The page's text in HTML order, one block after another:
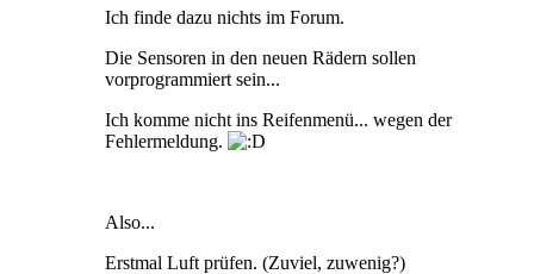
Ich finde dazu nichts im Forum.
Die Sensoren in den neuen Rädern sollen
vorprogrammiert sein...
Ich komme nicht ins Reifenmenü... wegen der
Fehlermeldung.
Also...
Erstmal Luft prüfen. (Zuviel, zuwenig?)